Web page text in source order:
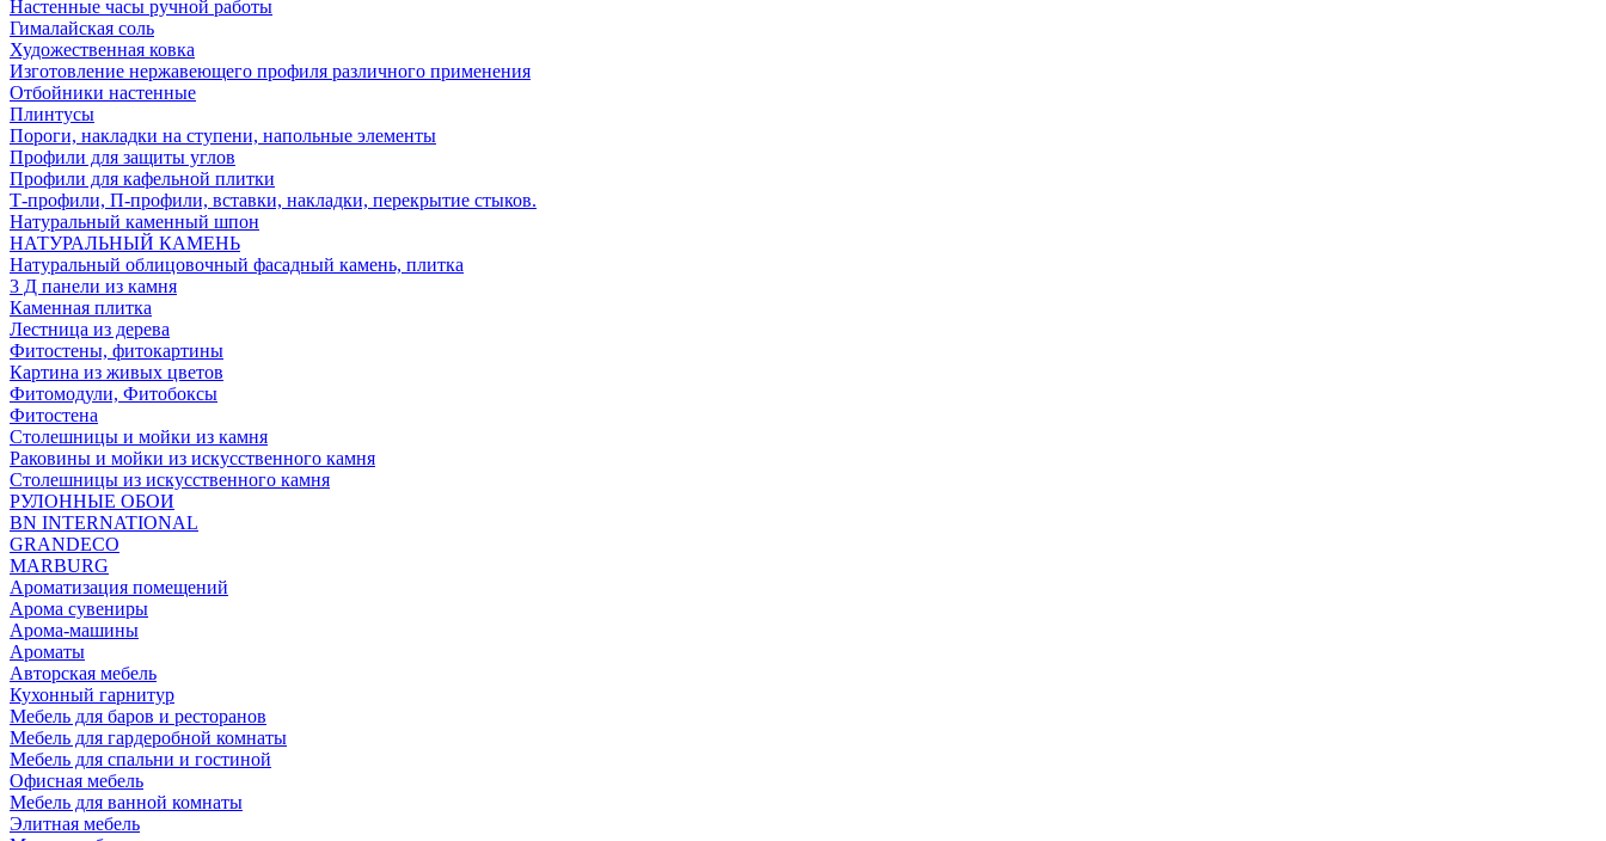
Настенные часы ручной работы
Гималайская соль
Художественная ковка
Изготовление нержавеющего профиля различного применения
Отбойники настенные
Плинтусы
Пороги, накладки на ступени, напольные элементы
Профили для защиты углов
Профили для кафельной плитки
Т-профили, П-профили, вставки, накладки, перекрытие стыков.
Натуральный каменный шпон
НАТУРАЛЬНЫЙ КАМЕНЬ
Натуральный облицовочный фасадный камень, плитка
3 Д панели из камня
Каменная плитка
Лестница из дерева
Фитостены, фитокартины
Картина из живых цветов
Фитомодули, Фитобоксы
Фитостена
Столешницы и мойки из камня
Раковины и мойки из искусственного камня
Столешницы из искусственного камня
РУЛОННЫЕ ОБОИ
BN INTERNATIONAL
GRANDECO
MARBURG
Ароматизация помещений
Арома сувениры
Арома-машины
Ароматы
Авторская мебель
Кухонный гарнитур
Мебель для баров и ресторанов
Мебель для гардеробной комнаты
Мебель для спальни и гостиной
Офисная мебель
Мебель для ванной комнаты
Элитная мебель